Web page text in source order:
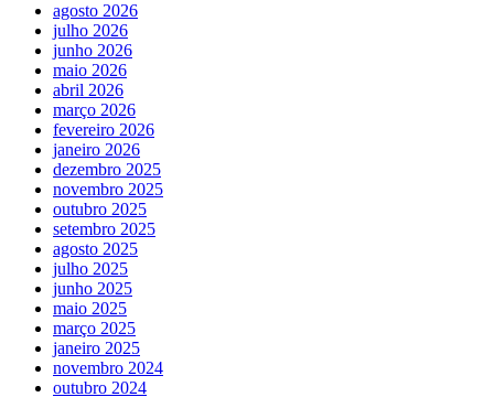
agosto 2026
julho 2026
junho 2026
maio 2026
abril 2026
março 2026
fevereiro 2026
janeiro 2026
dezembro 2025
novembro 2025
outubro 2025
setembro 2025
agosto 2025
julho 2025
junho 2025
maio 2025
março 2025
janeiro 2025
novembro 2024
outubro 2024